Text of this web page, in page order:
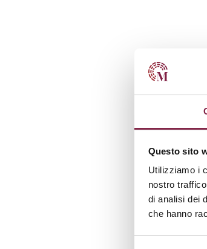
Questo sito
Utilizziamo i
nostro
di analisi dei
che hanno